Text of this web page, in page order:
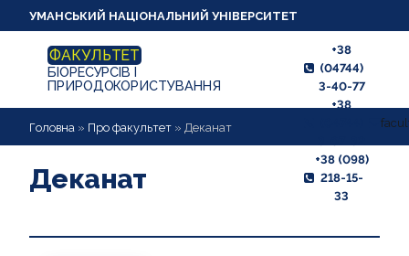
УМАНСЬКИЙ НАЦІОНАЛЬНИЙ УНІВЕРСИТЕТ
ФАКУЛЬТЕТ
БІОРЕСУРСІВ І
ПРИРОДОКОРИСТУВАННЯ
+38
(04744)
3-40-77
+38
+38 (098)
218-15-
33
ПРО ФАКУЛЬТЕТ
АБІТУРІЄНТУ
Головна » Про факультет » Деканат
Деканат